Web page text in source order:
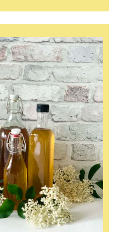
estivale
gelée
de
sureau